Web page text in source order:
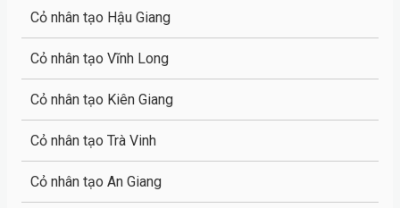
Cỏ nhân tạo Hậu Giang
Cỏ nhân tạo Vĩnh Long
Cỏ nhân tạo Kiên Giang
Cỏ nhân tạo Trà Vinh
Cỏ nhân tạo An Giang